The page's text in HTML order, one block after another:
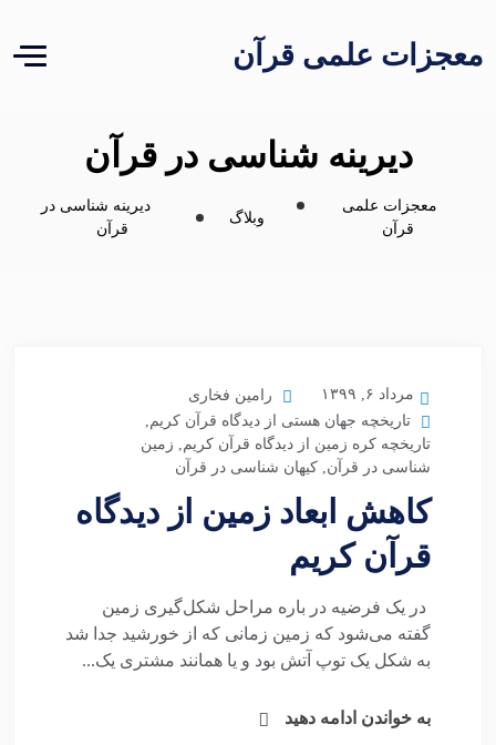
معجزات علمی قرآن
دیرینه شناسی در قرآن
معجزات علمی
قرآن
وبلاگ
دیرینه شناسی در
قرآن
مرداد ۶, ۱۳۹۹
رامین فخاری
تاریخچه جهان هستی از دیدگاه قرآن کریم,
تاریخچه کره زمین از دیدگاه قرآن کریم, زمین
شناسی در قرآن, کیهان شناسی در قرآن
کاهش ابعاد زمین از دیدگاه
قرآن کریم
در یک فرضیه در باره مراحل شکل‌گیری زمین
گفته می‌شود که زمین زمانی که از خورشید جدا شد
به شکل یک توپ آتش بود و یا همانند مشتری یک...
به خواندن ادامه دهید